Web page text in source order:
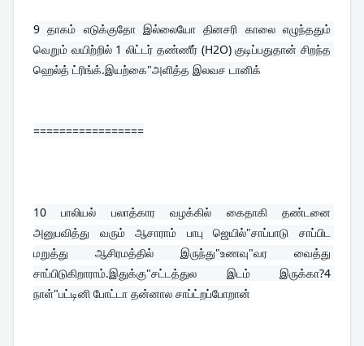
9 தாகம் எடுக்குதோ இல்லையோ தினசரி காலை எழுந்ததும்
வெறும் வயிற்றில் 1 லிட்டர் தண்ணீர் (H2O) குடிப்பதுதான் சிறந்த
ஹெல்த் ட்ரிங்க்.இயற்கை"அளித்த இலவச டானிக்
=================
10 பாலியல் பலாத்கார வழக்கில் கைதாகி தண்டனை
அனுபவித்து வரும் ஆசாராம் பாபு ஜெயில்"சாப்பாடு சாப்பிட
மறுத்து ஆசிரமத்தில் இருந்து"உணவு"வர வைத்து
சாப்பிடுகிறாராம்.இதுக்கு"சட்டத்துல இடம் இருக்கா?4
நாள்"பட்டினி போட்டா தன்னால சாப்ட்றப்போறான்